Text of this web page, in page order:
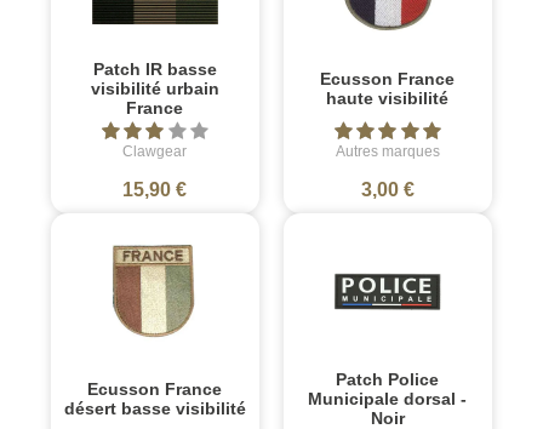
Patch IR basse
visibilité urbain
France
Clawgear
15,90 €
Ecusson France
haute visibilité
Autres marques
3,00 €
Ecusson France
désert basse visibilité
Patch Police
Municipale dorsal -
Noir